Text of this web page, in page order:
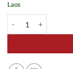
Laos